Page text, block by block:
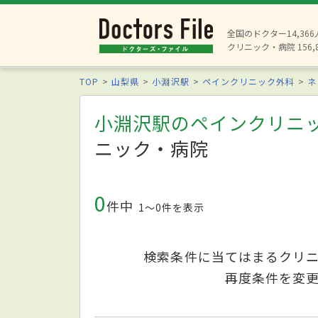
全国のドクター14,366
クリニック・病院
TOP 山梨県 小淵沢駅 ペインクリニック外科
小淵沢駅のペインクリニ
ニック・病院
0件中 1〜0件を表示
検索条件に当てはまるクリ
再度条件を変